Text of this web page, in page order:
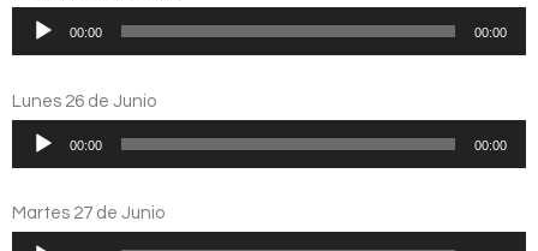
Reproductor
audio
00:00 00:00
Lunes 26 de Junio
Reproductor
audio
00:00 00:00
Martes 27 de Junio